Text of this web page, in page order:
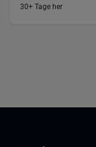
30+ Tage her